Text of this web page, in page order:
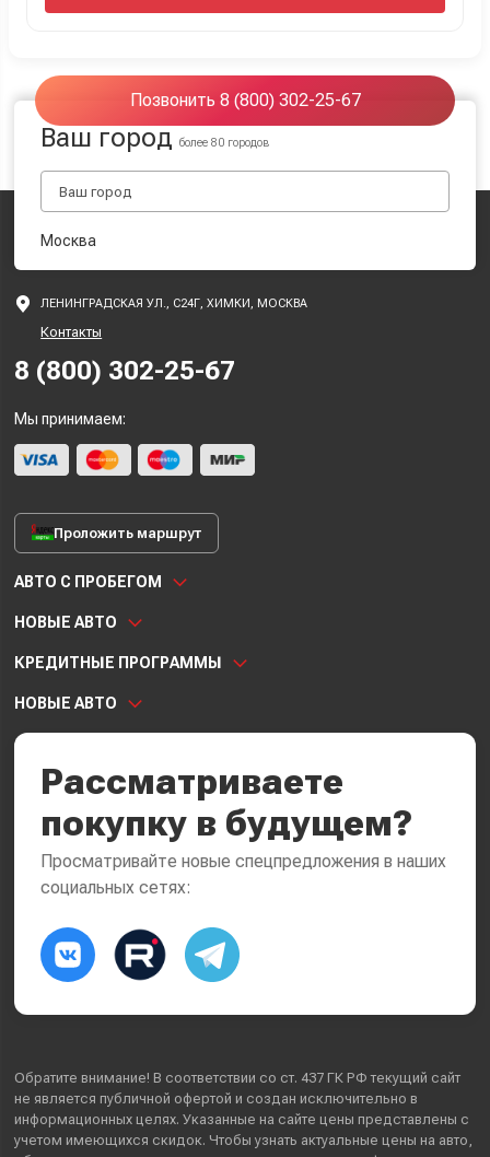
Позвонить 8 (800) 302-25-67
Ваш городболее 80 городов
Москва
ЛЕНИНГРАДСКАЯ УЛ., С24Г, ХИМКИ, МОСКВА
Контакты
8 (800) 302-25-67
Мы принимаем:
Проложить маршрут
АВТО С ПРОБЕГОМ
НОВЫЕ АВТО
КРЕДИТНЫЕ ПРОГРАММЫ
НОВЫЕ АВТО
Рассматриваете
покупку в будущем?
Просматривайте новые спецпредложения в наших
социальных сетях:
Обратите внимание! В соответствии со ст. 437 ГК РФ текущий сайт
не является публичной офертой и создан исключительно в
информационных целях. Указанные на сайте цены представлены с
учетом имеющихся скидок. Чтобы узнать актуальные цены на авто,